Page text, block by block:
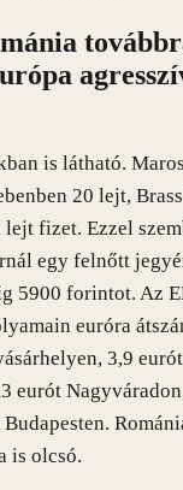
is látható.
20 lejt,
fizet. Ezzel
egy felnőtt
5900 forintot. Az
euróra
3,9
eurót
is olcsó.